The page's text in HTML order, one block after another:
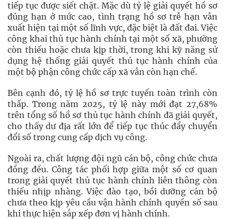
tiếp tục được siết chặt. Mặc dù tỷ lệ giải quyết hồ sơ
đúng hạn ở mức cao, tình trạng hồ sơ trễ hạn vẫn
xuất hiện tại một số lĩnh vực, đặc biệt là đất đai. Việc
công khai thủ tục hành chính tại một số xã, phường
còn thiếu hoặc chưa kịp thời, trong khi kỹ năng sử
dụng hệ thống giải quyết thủ tục hành chính của
một bộ phận công chức cấp xã vẫn còn hạn chế.
Bên cạnh đó, tỷ lệ hồ sơ trực tuyến toàn trình còn
thấp. Trong năm 2025, tỷ lệ này mới đạt 27,68%
trên tổng số hồ sơ thủ tục hành chính đã giải quyết,
cho thấy dư địa rất lớn để tiếp tục thúc đẩy chuyển
đổi số trong cung cấp dịch vụ công.
Ngoài ra, chất lượng đội ngũ cán bộ, công chức chưa
đồng đều. Công tác phối hợp giữa một số cơ quan
trong giải quyết thủ tục hành chính liên thông còn
thiếu nhịp nhàng. Việc đào tạo, bồi dưỡng cán bộ
chưa theo kịp yêu cầu vận hành chính quyền số sau
khi thực hiện sắp xếp đơn vị hành chính.